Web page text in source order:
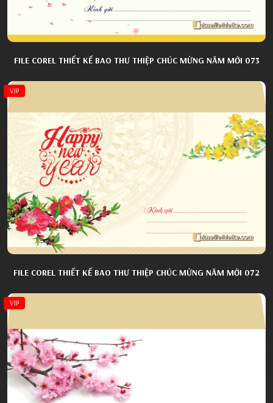
FILE COREL THIẾT KẾ BAO THƯ THIỆP CHÚC MỪNG NĂM MỚI 073
VIP
FILE COREL THIẾT KẾ BAO THƯ THIỆP CHÚC MỪNG NĂM MỚI 072
VIP